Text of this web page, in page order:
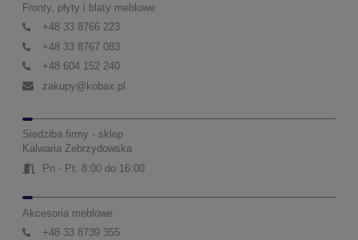
Fronty, płyty i blaty meblowe
+48 33 8766 223
+48 33 8767 083
+48 604 152 240
zakupy@kobax.pl
Siedziba firmy - sklep
Kalwaria Zebrzydowska
Pn - Pt: 8:00 do 16:00
Akcesoria meblowe
+48 33 8739 355